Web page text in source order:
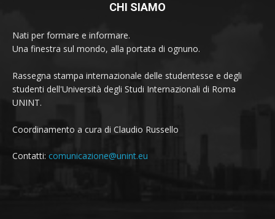
CHI SIAMO
Nati per formare e informare.
Una finestra sul mondo, alla portata di ognuno.
Rassegna stampa internazionale delle studentesse e degli
studenti dell'Università degli Studi Internazionali di Roma
UNINT.
Coordinamento a cura di Claudio Russello
Contatti: comunicazione@unint.eu